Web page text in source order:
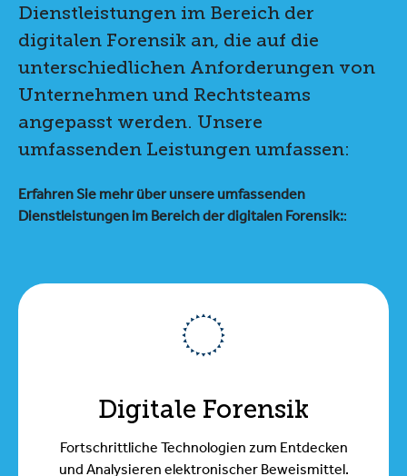
Dienstleistungen im Bereich der
digitalen Forensik an, die auf die
unterschiedlichen Anforderungen von
Unternehmen und Rechtsteams
angepasst werden. Unsere
umfassenden Leistungen umfassen:
Erfahren Sie mehr über unsere umfassenden
Dienstleistungen im Bereich der digitalen Forensik::
Digitale Forensik
Fortschrittliche Technologien zum Entdecken
und Analysieren elektronischer Beweismittel.